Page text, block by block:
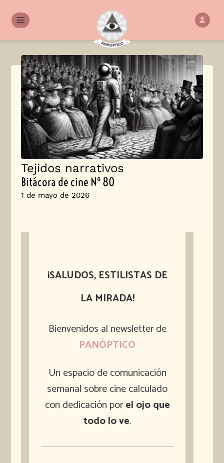
Tejidos narrativos
Bitácora de cine Nº 80
1 de mayo de 2026
¡SALUDOS, ESTILISTAS DE
LA MIRADA!
Bienvenidos al newsletter de
PANÓPTICO
Un espacio de comunicación
semanal sobre cine calculado
con dedicación porel ojo que
todo lo ve.